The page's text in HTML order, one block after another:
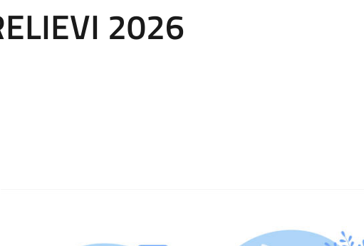
2026